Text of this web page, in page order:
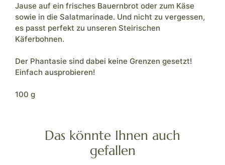
Jause auf ein frisches Bauernbrot oder zum Käse
sowie in die Salatmarinade. Und nicht zu vergessen,
es passt perfekt zu unseren Steirischen
Käferbohnen.
Der Phantasie sind dabei keine Grenzen gesetzt!
Einfach ausprobieren!
100 g
Das könnte Ihnen auch
gefallen